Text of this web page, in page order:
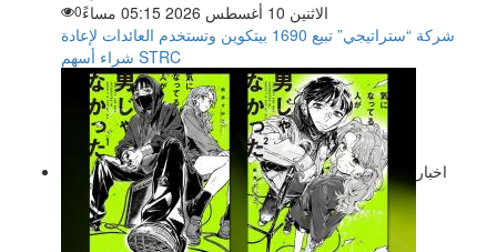
الاثنين 10 أغسطس 2026 05:15 مساءً
0
شركة “ستراتيجي” تبيع 1690 بيتكوين وتستخدم العائدات لإعادة
شراء أسهم STRC
اخبار